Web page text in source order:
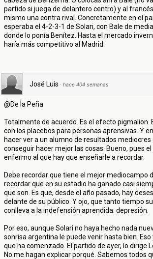
partido si juega de delantero centro) y al
mismo una contra rival. Concretamente en el
esperaba el 4-2-3-1 de Solari, con Bale de
donde lo ponía Benítez. Hasta el mercado
haría más competitivo al Madrid.
José Luis · hace 404 semanas
@De la Peña
Totalmente de acuerdo. Es el efecto pigmalion.
con los placebos para personas aprensivas. Y
hacer ver a un alumno de resultados mediocres
conseguir hacer mejor las cosas. Bueno, pues
enfermo al que hay que enseñarle a recordar.
Debe recordar que tiene el mejor mediocampo
recordar que en su estadio ha ganado casi
que son. Es que, desde el año pasado, hay
delante de su público. Y ojo, que tanto tiempo
conlleva a la indefensión aprendida: depresión.
Por eso, aunque Solari no haya hecho nada
sonrisa argentina le puede venir hasta bien. Eso
que ha comenzado. El partido de ayer, lo dirige
No me hagan explicar porqué. Sabemos todos